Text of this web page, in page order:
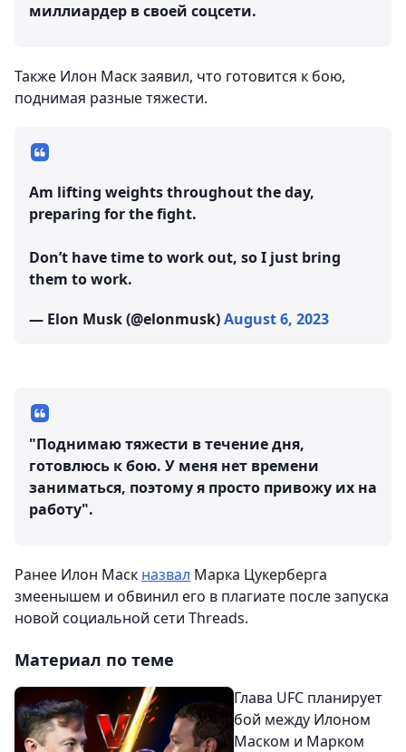
миллиардер в своей соцсети.
Также Илон Маск заявил, что готовится к бою,
поднимая разные тяжести.
Am lifting weights throughout the day,
preparing for the fight.
Don’t have time to work out, so I just bring
them to work.
— Elon Musk (@elonmusk)August 6, 2023
"Поднимаю тяжести в течение дня,
готовлюсь к бою. У меня нет времени
заниматься, поэтому я просто привожу их на
работу".
Ранее Илон Маск назвал Марка Цукерберга
змеенышем и обвинил его в плагиате после запуска
новой социальной сети Threads.
Материал по теме
Глава UFC планирует
бой между Илоном
Маском и Марком